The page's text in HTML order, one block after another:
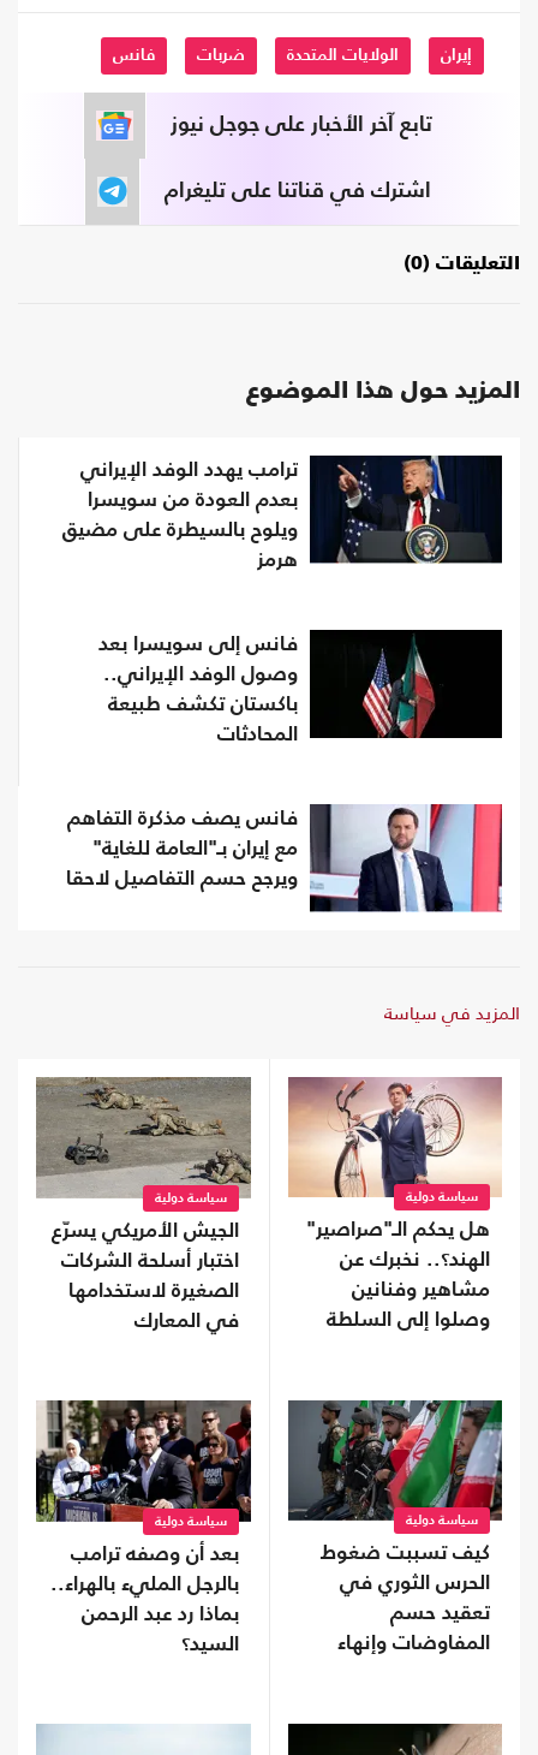
إيران الولايات المتحدة ضربات فانس
تابع آخر الأخبار على جوجل نيوز
اشترك في قناتنا على تليغرام
التعليقات (0)
المزيد حول هذا الموضوع
ترامب يهدد الوفد الإيراني
بعدم العودة من سويسرا
ويلوح بالسيطرة على مضيق
هرمز
فانس إلى سويسرا بعد
وصول الوفد الإيراني..
باكستان تكشف طبيعة
المحادثات
فانس يصف مذكرة التفاهم
مع إيران بـ"العامة للغاية"
ويرجح حسم التفاصيل لاحقا
المزيد في سياسة
سياسة دولية
هل يحكم الـ"صراصير"
الهند؟.. نخبرك عن
مشاهير وفنانين
وصلوا إلى السلطة
سياسة دولية
الجيش الأمريكي يسرّع
اختبار أسلحة الشركات
الصغيرة لاستخدامها
في المعارك
سياسة دولية
كيف تسببت ضغوط
الحرس الثوري في
تعقيد حسم
المفاوضات وإنهاء
سياسة دولية
بعد أن وصفه ترامب
بالرجل المليء بالهراء..
بماذا رد عبد الرحمن
السيد؟